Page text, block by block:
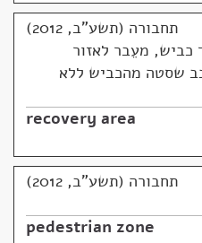
תחבורה (תשע"ב, 2012)
כביש, מעֵבר לאזור
שסטה מהכביש ללא
recovery area
תחבורה (תשע"ב, 2012)
pedestrian zone